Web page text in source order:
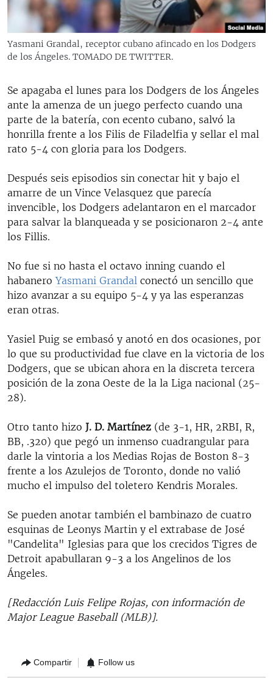
RADIO MARTÍ
ESPECIALES
ESPECIALES
SER VIEJO EN CUBA
KENTU-CUBANO
LA INVASIÓN DE RUSIA A UCRANIA
MULTIMEDIA
SÍGUENOS
Yasmani Grandal, receptor cubano afincado en los Dodgers
de los Ángeles. TOMADO DE TWITTER.
Se apagaba el lunes para los Dodgers de los Ángeles
ante la amenza de un juego perfecto cuando una
parte de la batería, con ecento cubano, salvó la
honrilla frente a los Filis de Filadelfia y sellar el mal
rato 5-4 con gloria para los Dodgers.
Después seis episodios sin conectar hit y bajo el
amarre de un Vince Velasquez que parecía
invencible, los Dodgers adelantaron en el marcador
para salvar la blanqueada y se posicionaron 2-4 ante
los Fillis.
No fue si no hasta el octavo inning cuando el
habanero ​Yasmani Grandal conectó un sencillo que
hizo avanzar a su equipo 5-4 y ya las esperanzas
eran otras.
Yasiel Puig se embasó y anotó en dos ocasiones, por
lo que su productividad fue clave en la victoria de los
Dodgers, que se ubican ahora en la discreta tercera
posición de la zona Oeste de la la Liga nacional (25-
28).
Otro tanto hizo J. D. Martínez (de 3-1, HR, 2RBI, R,
BB, .320) que pegó un inmenso cuadrangular para
darle la vintoria a los Medias Rojas de Boston 8-3
frente a los Azulejos de Toronto, donde no valió
mucho el impulso del toletero Kendris Morales.
Se pueden anotar también el bambinazo de cuatro
esquinas de Leonys Martin y el extrabase de José
"Candelita" Iglesias para que los crecidos Tigres de
Detroit apabullaran 9-3 a los Angelinos de los
Ángeles.
[Redacción Luis Felipe Rojas, con información de
Major League Baseball (MLB)].
Compartir Follow us